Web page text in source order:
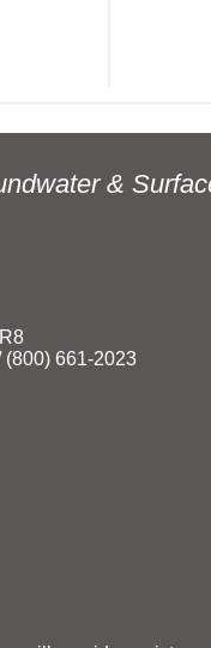
&
(800) 661‑2023